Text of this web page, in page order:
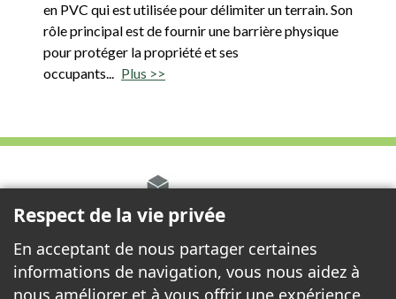
en PVC qui est utilisée pour délimiter un terrain. Son
rôle principal est de fournir une barrière physique
pour protéger la propriété et ses
occupants... Plus >>
Respect de la vie privée
En acceptant de nous partager certaines
informations de navigation, vous nous aidez à
nous améliorer et à vous offrir une expérience